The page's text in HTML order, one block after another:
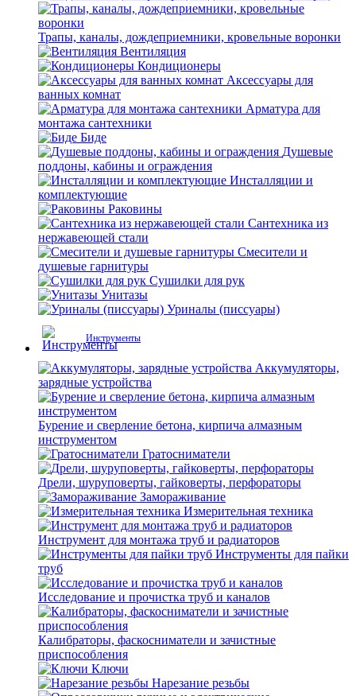
Трапы, каналы, дождеприемники, кровельные воронки
Вентиляция
Кондиционеры
Аксессуары для
ванных комнат
Арматура для
монтажа сантехники
Биде
Душевые
поддоны, кабины и ограждения
Инсталляции и
комплектующие
Раковины
Сантехника из
нержавеющей стали
Смесители и
душевые гарнитуры
Сушилки для рук
Унитазы
Уриналы (писсуары)
Инструменты
Аккумуляторы,
зарядные устройства
Бурение и сверление бетона, кирпича алмазным
инструментом
Гратосниматели
Дрели, шуруповерты, гайковерты, перфораторы
Замораживание
Измерительная техника
Инструмент для монтажа труб и радиаторов
Инструменты для пайки
труб
Исследование и прочистка труб и каналов
Калибраторы, фаскосниматели и зачистные
приспособления
Ключи
Нарезание резьбы